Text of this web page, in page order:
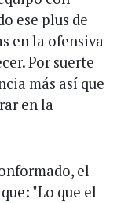
ese plus de
en la ofensiva
Por suerte
más así que
en la
el
"Lo que el